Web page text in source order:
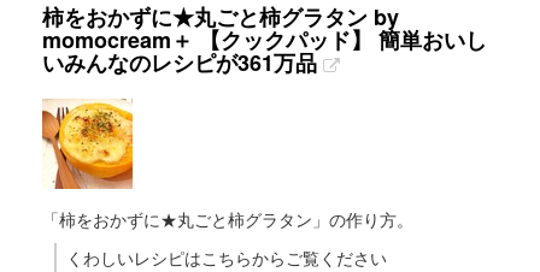
柿をおかずに★丸ごと柿グラタン by
momocream＋ 【クックパッド】 簡単おいし
いみんなのレシピが361万品
「柿をおかずに★丸ごと柿グラタン」の作り方。
くわしいレシピはこちらからご覧ください